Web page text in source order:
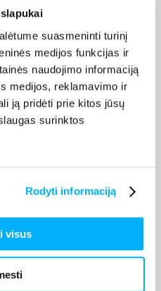
suasmeninti turinį
medijos funkcijas ir
naudojimo informaciją
medijos, reklamavimo ir
ją pridėti prie kitos jūsų
surinktos
Rodyti informaciją
visus
Ačiū
skirtingą stiprumą ir kiekį